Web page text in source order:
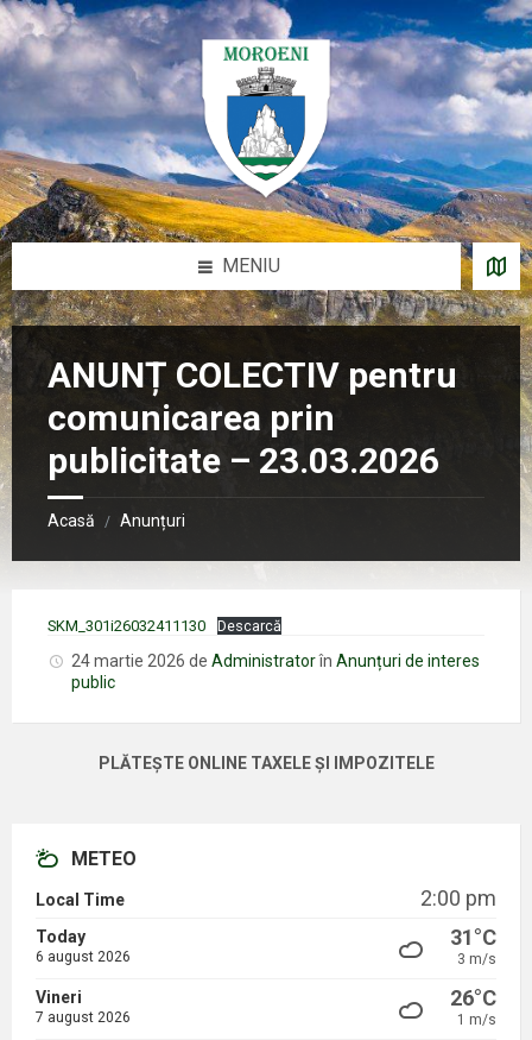
Sari
la
conținut
Salt
la
bara
laterală
stângă
Salt
la
bara
laterală
dreaptă
Salt
la
subsol
MENIU
ANUNȚ COLECTIV pentru
comunicarea prin
publicitate – 23.03.2026
Acasă / Anunțuri
SKM_301i26032411130 Descarcă
24 martie 2026 de Administratorîn Anunțuri de interes
public
PLĂTEȘTE ONLINE TAXELE ȘI IMPOZITELE
METEO
Local Time 2:00 pm
Today
6 august 2026
31°C
3 m/s
Vineri
7 august 2026
26°C
1 m/s